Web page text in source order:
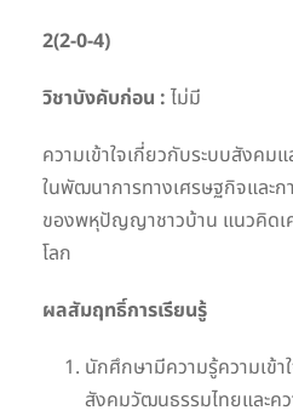
2(2-0-4)
วิชาบังคับก่อน : ไม่มี
ความเข้าใจเกี่ยวกับระบบสังค
ในพัฒนาการทางเศรษฐกิจและ
ของพหุปัญญาชาวบ้าน แนวคิดเ
โลก
ผลสัมฤทธิ์การเรียนรู้
นักศึกษามีความรู้ความเข้
สังคมวัฒนธรรมไทยและค